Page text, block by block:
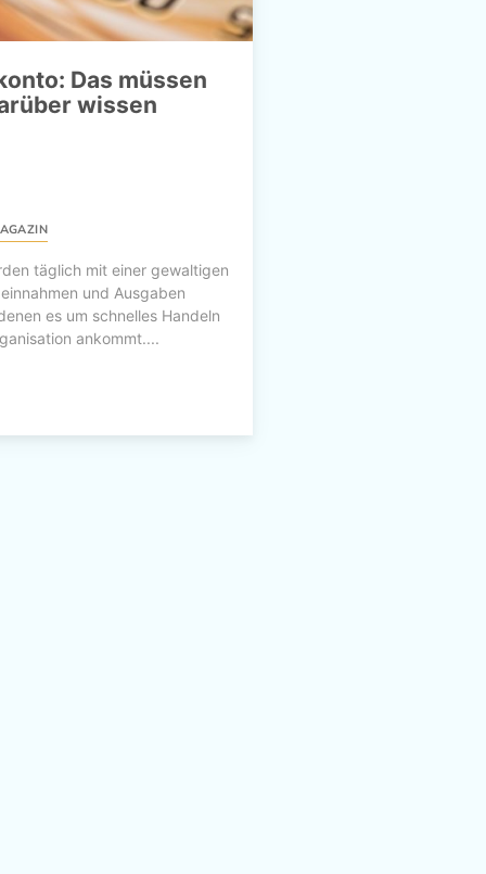
Das müssen
wissen
täglich mit einer gewaltigen
und Ausgaben
es um schnelles Handeln
ankommt....